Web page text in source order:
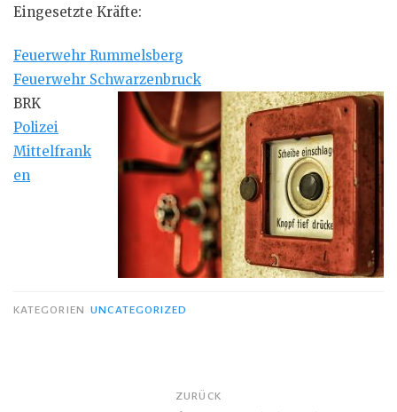
Eingesetzte Kräfte:
Feuerwehr Rummelsberg
Feuerwehr Schwarzenbruck
BRK
Polizei
Mittelfrank
en
KATEGORIEN UNCATEGORIZED
Beitragsnavigation
ZURÜCK